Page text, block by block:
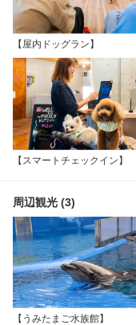
【屋内ドッグラン】
【スマートチェックイン】
周辺観光 (3)
【うみたまご水族館】